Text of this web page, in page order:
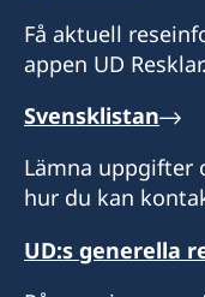
Saudi Arabia
Saud Alsulaiman
c/o Elaghil
P.O. Box 820
Yemen
Öppettider:
Söndag-torsdag
Honorär
Consulate-
OTE Group
414, 4th Floor
Wattayah
P.O. Box 1
Ruwi, Sultanate
Få aktuell
appen UD
Svensklistan
Lämna uppgifter
hur du kan
UD:s generella